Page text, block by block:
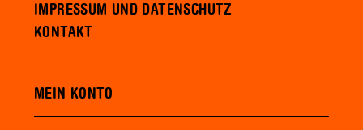
IMPRESSUM UND DATENSCHUTZ
KONTAKT
MEIN KONTO